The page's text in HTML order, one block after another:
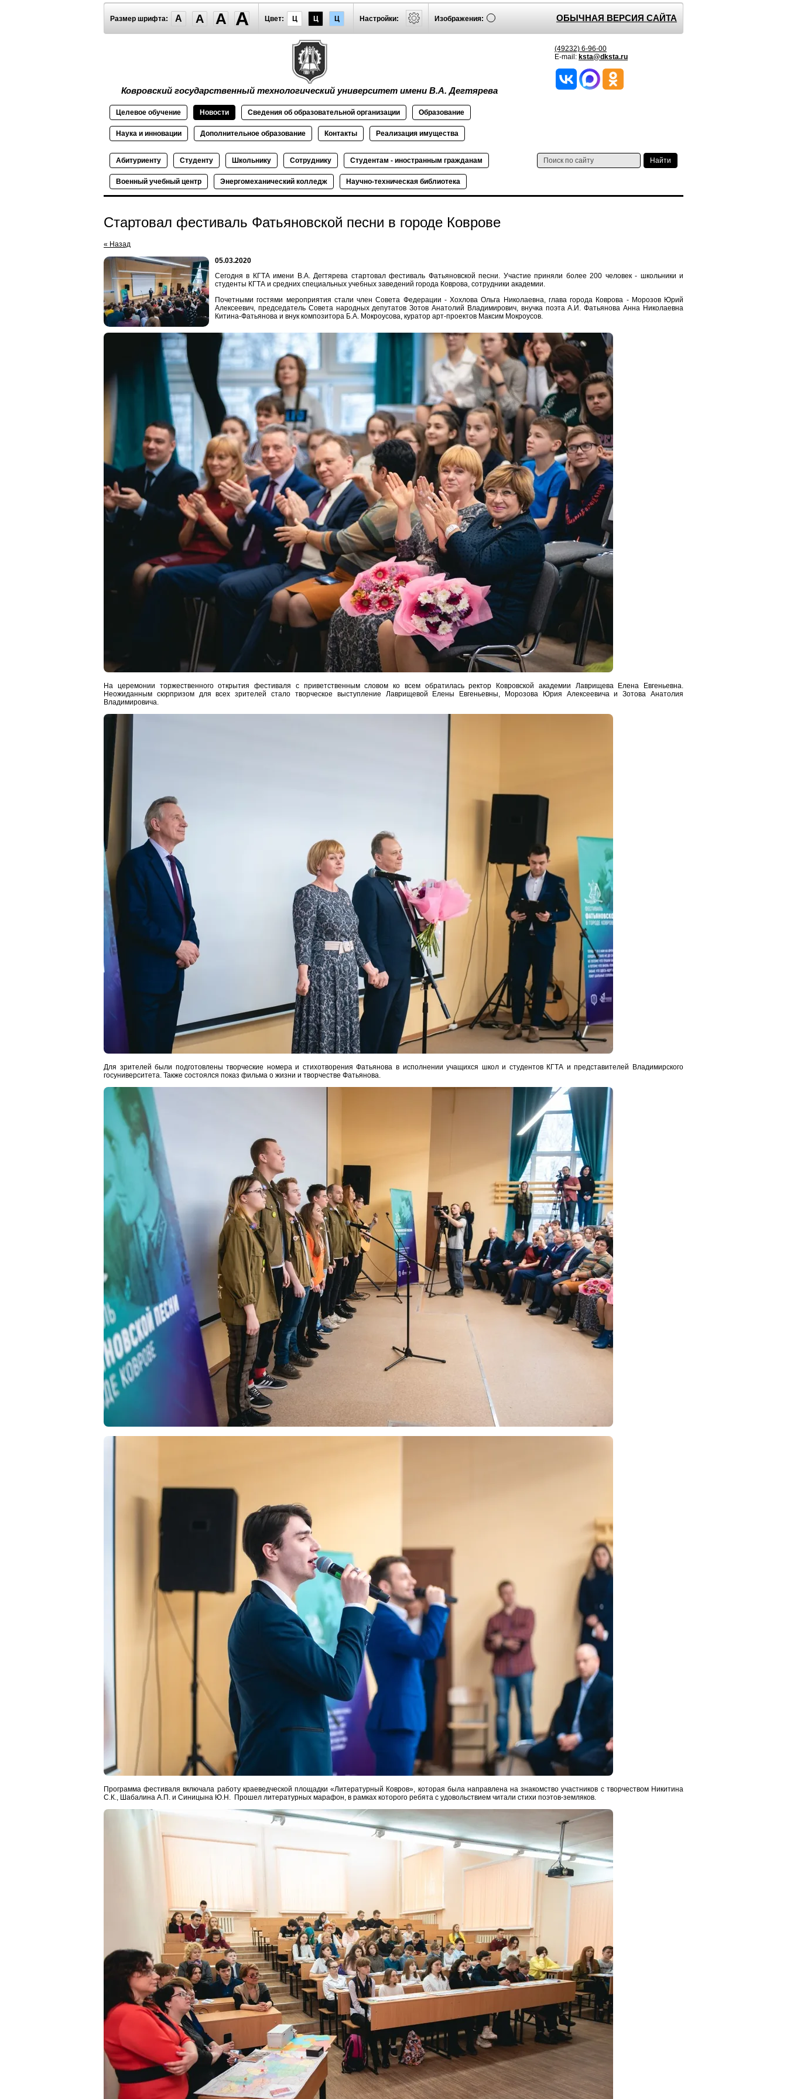
Размер шрифта: A A A A Цвет: Ц Ц Ц Настройки: Изображения: ОБЫЧНАЯ ВЕРСИЯ САЙТА
Ковровский государственный технологический университет имени В.А. Дегтярева
(49232) 6-96-00
E-mail: ksta@dksta.ru
Целевое обучение Новости Сведения об образовательной организации Образование
Наука и инновации Дополнительное образование Контакты Реализация имущества
Абитуриенту Студенту Школьнику Сотруднику Студентам - иностранным гражданам
Военный учебный центр Энергомеханический колледж Научно-техническая библиотека
Стартовал фестиваль Фатьяновской песни в городе Коврове
« Назад
05.03.2020
Сегодня в КГТА имени В.А. Дегтярева стартовал фестиваль Фатьяновской песни. Участие приняли более 200 человек - школьники и
студенты КГТА и средних специальных учебных заведений города Коврова, сотрудники академии.
Почетными гостями мероприятия стали член Совета Федерации - Хохлова Ольга Николаевна, глава города Коврова - Морозов Юрий
Алексеевич, председатель Совета народных депутатов Зотов Анатолий Владимирович, внучка поэта А.И. Фатьянова Анна Николаевна
Китина-Фатьянова и внук композитора Б.А. Мокроусова, куратор арт-проектов Максим Мокроусов.
На церемонии торжественного открытия фестиваля с приветственным словом ко всем обратилась ректор Ковровской академии Лаврищева Елена Евгеньевна.
Неожиданным сюрпризом для всех зрителей стало творческое выступление Лаврищевой Елены Евгеньевны, Морозова Юрия Алексеевича и Зотова Анатолия
Владимировича.
Для зрителей были подготовлены творческие номера и стихотворения Фатьянова в исполнении учащихся школ и студентов КГТА и представителей Владимирского
госуниверситета. Также состоялся показ фильма о жизни и творчестве Фатьянова.
Программа фестиваля включала работу краеведческой площадки «Литературный Ковров», которая была направлена на знакомство участников с творчеством Никитина
С.К., Шабалина А.П. и Синицына Ю.Н. Прошел литературных марафон, в рамках которого ребята с удовольствием читали стихи поэтов-земляков.